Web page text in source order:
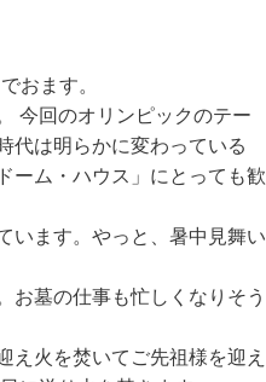
おます。
今回のオリンピックのテー
代は明らかに変わっている
ーム・ハウス」にとっても歓
います。やっと、暑中見舞い
お墓の仕事も忙しくなりそう
え火を焚いてご先祖様を迎え